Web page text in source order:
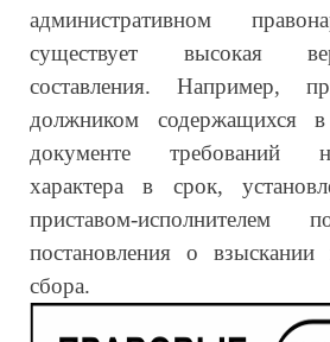
административном
существует высокая
составления. Например,
должником содержащихся в
документе требований
характера в срок,
приставом-исполнителем
постановления о взыскании
сбора.